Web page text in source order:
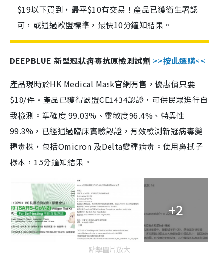
$19以下買到，最平$10有交易！產品已獲衛生署認
可，或通過歐盟標準，最快10分鐘知結果。
DEEPBLUE 新型冠狀病毒抗原檢測試劑 >>按此選購<<
產品現時於HK Medical Mask官網有售，優惠價只要
$18/件。產品已獲得歐盟CE1434認證，可供民眾進行自
我檢測。準確度 99.03%、靈敏度96.4%、特異性
99.8%，已經通過臨床實驗認證，有效檢測新冠病毒變
種毒株，包括Omicron 及Delta變種病毒。使用鼻拭子
樣本，15分鐘知結果。
+2
點擊圖片放大